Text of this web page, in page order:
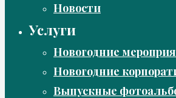
Новости
Услуги
Новогодние
Новогодние
Выпускные